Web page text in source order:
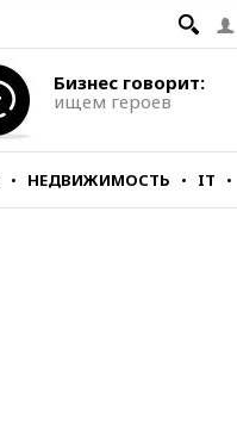
Бизнес говорит:
ищем героев
НЕДВИЖИМОСТЬ IT